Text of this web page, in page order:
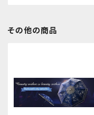
その他の商品